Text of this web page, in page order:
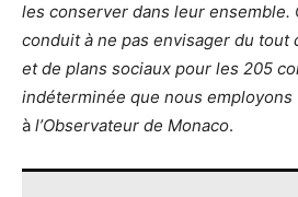
les conserver dans leur ensemble.
conduit à ne pas envisager du tout
et de plans sociaux pour les 205
indéterminée que nous employons
à l’Observateur de Monaco.